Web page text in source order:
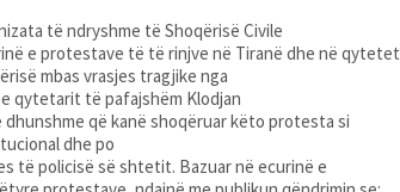
të ndryshme të Shoqërisë Civile
e protestave të të rinjve në Tiranë dhe në qytetet
mbas vrasjes tragjike nga
qytetarit të pafajshëm Klodjan
dhunshme që kanë shoqëruar këto protesta si
dhe po
të policisë së shtetit. Bazuar në ecurinë e